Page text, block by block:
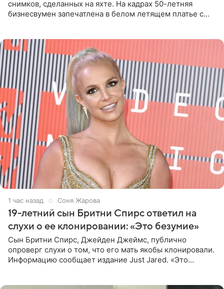
снимков, сделанных на яхте. На кадрах 50-летняя
бизнесвумен запечатлена в белом летящем платье с
1 час назад Соня Жарова
19-летний сын Бритни Спирс ответил на
слухи о ее клонировании: «Это безумие»
Сын Бритни Спирс, Джейден Джеймс, публично
опроверг слухи о том, что его мать якобы клонировали.
Информацию сообщает издание Just Jared. «Это